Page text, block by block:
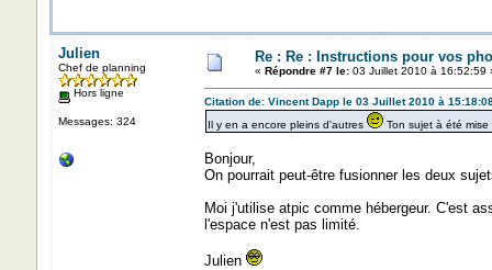
Julien
Chef de planning
Hors ligne
Messages: 324
Re : Re : Instructions pour vos
« Répondre #7 le:03 Juillet 2010 à 16:52:59
Citation de: Vincent Dapp le 03 Juillet 2010 à
Il y en a encore pleins d'autres
Ton sujet à été mise
Bonjour,
On pourrait peut-être fusionner les deux
Moi j'utilise atpic comme hébergeur. C'est
l'espace n'est pas limité.
Julien